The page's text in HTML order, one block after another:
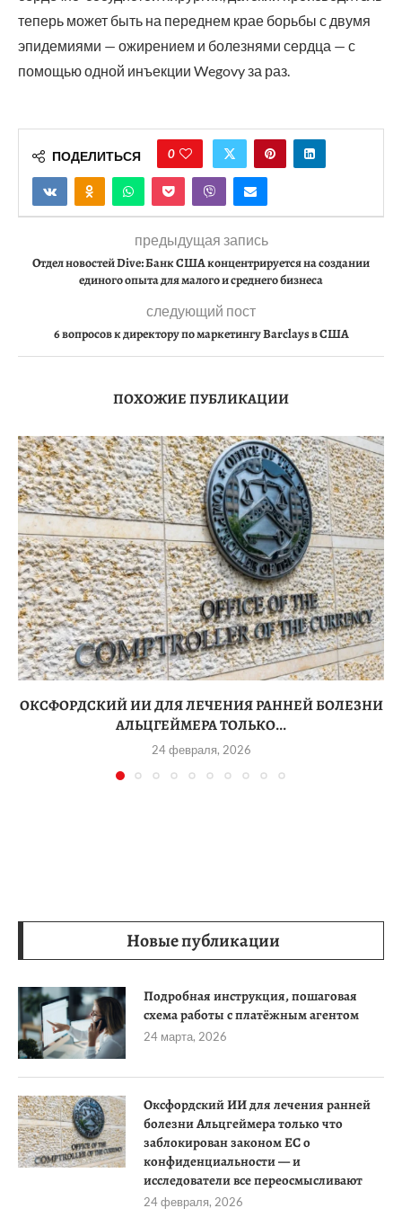
теперь может быть на переднем крае борьбы с двумя
эпидемиями — ожирением и болезнями сердца — с
помощью одной инъекции Wegovy за раз.
ПОДЕЛИТЬСЯ 0
предыдущая запись
Отдел новостей Dive: Банк США концентрируется на создании
единого опыта для малого и среднего бизнеса
следующий пост
6 вопросов к директору по маркетингу Barclays в США
ПОХОЖИЕ ПУБЛИКАЦИИ
ОКСФОРДСКИЙ ИИ ДЛЯ ЛЕЧЕНИЯ РАННЕЙ БОЛЕЗНИ
АЛЬЦГЕЙМЕРА ТОЛЬКО...
24 февраля, 2026
Новые публикации
Подробная инструкция, пошаговая
схема работы с платёжным агентом
24 марта, 2026
Оксфордский ИИ для лечения ранней
болезни Альцгеймера только что
заблокирован законом ЕС о
конфиденциальности — и
исследователи все переосмысливают
24 февраля, 2026